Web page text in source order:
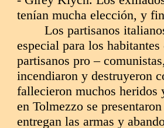
tenían mucha elección, y
Los partisanos
especial para los
partisanos pro –
incendiaron y destruyeron
fallecieron muchos heridos
en Tolmezzo se
entregan las armas y